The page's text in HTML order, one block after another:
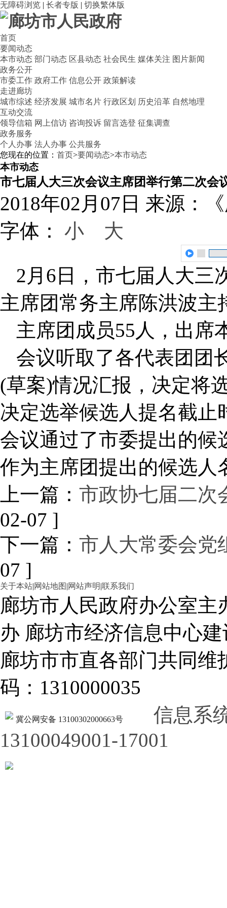
无障碍浏览 | 长者专版 | 切换繁体版
首页
要闻动态
本市动态 部门动态 区县动态 社会民生 媒体关注 图片新闻
政务公开
市委工作 政府工作 信息公开 政策解读
走进廊坊
城市综述 经济发展 城市名片 行政区划 历史沿革 自然地理
互动交流
领导信箱 网上信访 咨询投诉 留言选登 征集调查
政务服务
个人办事 法人办事 公共服务
您现在的位置： 首页>要闻动态>本市动态
本市动态
市七届人大三次会议主席团举行第二次会
2018年02月07日 来源：
字体： 小 大
2月6日，市七届人大三
主席团常务主席陈洪波主
主席团成员55人，出席
会议听取了各代表团团
(草案)情况汇报，决定将
决定选举候选人提名截止
会议通过了市委提出的候
作为主席团提出的候选人
上一篇： 市政协七届二次
02-07 ]
下一篇： 市人大常委会党
07 ]
关于本站|网站地图 |网站声明|联系我们
廊坊市人民政府办公室
办 廊坊市经济信息中心建
廊坊市市直各部门共同
码：1310000035
冀公网安备 13100302000663号
信息系
13100049001-17001